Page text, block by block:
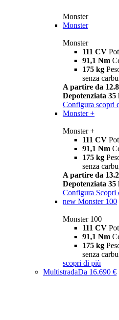
Monster
Monster
Monster
111 CV
91,1 Nm
175 kg
senza
A partire da
Depotenziata 35
Configura scopri
Monster +
Monster +
111 CV
91,1 Nm
175 kg
senza
A partire da
Depotenziata 35
Configura Scopri
new Monster 100
Monster 100
111 CV
91,1 Nm
175 kg
senza
scopri di più
MultistradaDa 16.690 €